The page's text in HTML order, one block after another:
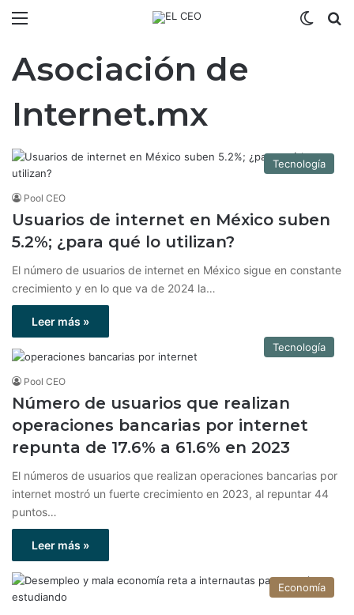
Asociación de
Internet.mx
Tecnología
Pool CEO
Usuarios de internet en México suben
5.2%; ¿para qué lo utilizan?
El número de usuarios de internet en México sigue en constante
crecimiento y en lo que va de 2024 la…
Leer más »
Tecnología
Pool CEO
Número de usuarios que realizan
operaciones bancarias por internet
repunta de 17.6% a 61.6% en 2023
El números de usuarios que realizan operaciones bancarias por
internet mostró un fuerte crecimiento en 2023, al repuntar 44
puntos…
Leer más »
Economía